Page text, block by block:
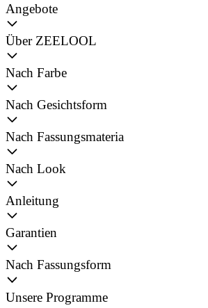
Angebote
Über ZEELOOL
Nach Farbe
Nach Gesichtsform
Nach Fassungsmateria
Nach Look
Anleitung
Garantien
Nach Fassungsform
Unsere Programme